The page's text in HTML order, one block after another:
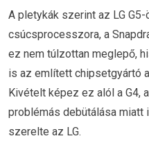
A pletykák szerint az LG
csúcsprocesszora, a
ez nem túlzottan meglepő,
is az említett chipsetgyártó
Kivételt képez ez alól a G4,
problémás debütálása miatt
szerelte az LG.